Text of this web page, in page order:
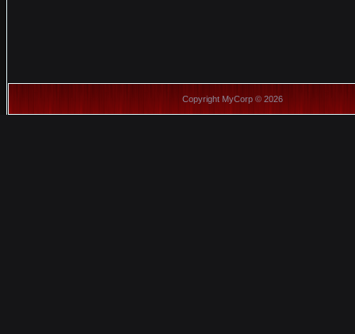
Copyright MyCorp © 2026